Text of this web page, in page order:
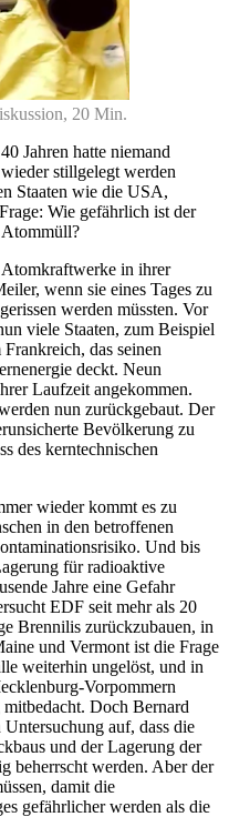
20 Min.
Jahren hatte niemand
stillgelegt werden
Staaten wie die USA,
Wie gefährlich ist der
Atomkraftwerke in ihrer
wenn sie eines Tages zu
werden müssten. Vor
viele Staaten, zum Beispiel
das seinen
deckt. Neun
Laufzeit angekommen.
nun zurückgebaut. Der
Bevölkerung zu
des kerntechnischen
wieder kommt es zu
in den betroffenen
Und bis
für radioaktive
Jahre eine Gefahr
EDF seit mehr als 20
Brennilis zurückzubauen, in
und Vermont ist die Frage
weiterhin ungelöst, und in
Vorpommern
Doch Bernard
auf, dass die
und der Lagerung der
beherrscht werden. Aber der
damit die
gefährlicher werden als die